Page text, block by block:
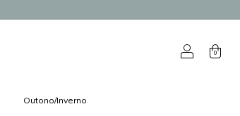
0
Outono/Inverno